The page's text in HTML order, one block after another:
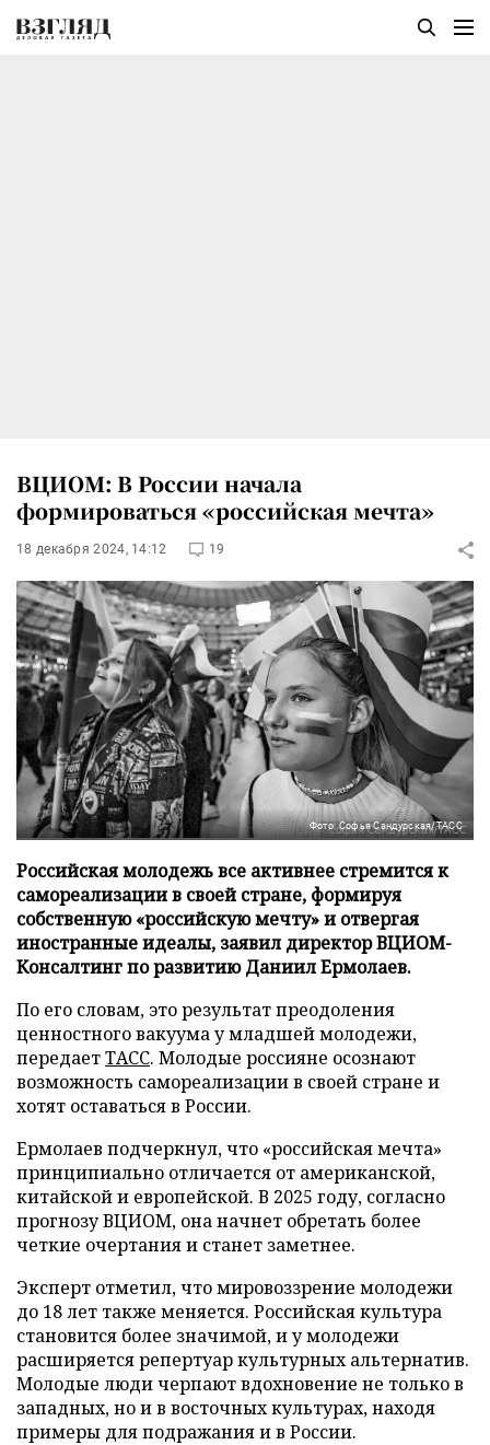
ВЦИОМ: В России начала
формироваться «российская мечта»
18 декабря 2024, 14:12 19
Фото: Софья Сандурская/ТАСС
Российская молодежь все активнее стремится к
самореализации в своей стране, формируя
собственную «российскую мечту» и отвергая
иностранные идеалы, заявил директор ВЦИОМ-
Консалтинг по развитию Даниил Ермолаев.
По его словам, это результат преодоления
ценностного вакуума у младшей молодежи,
передаетТАСС. Молодые россияне осознают
возможность самореализации в своей стране и
хотят оставаться в России.
Ермолаев подчеркнул, что «российская мечта»
принципиально отличается от американской,
китайской и европейской. В 2025 году, согласно
прогнозу ВЦИОМ, она начнет обретать более
четкие очертания и станет заметнее.
Эксперт отметил, что мировоззрение молодежи
до 18 лет также меняется. Российская культура
становится более значимой, и у молодежи
расширяется репертуар культурных альтернатив.
Молодые люди черпают вдохновение не только в
западных, но и в восточных культурах, находя
примеры для подражания и в России.